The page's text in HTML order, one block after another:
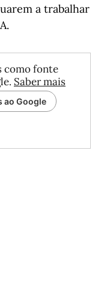
a trabalhar
como fonte
Saber mais
ao Google